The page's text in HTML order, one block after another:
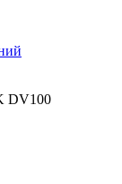
DV100